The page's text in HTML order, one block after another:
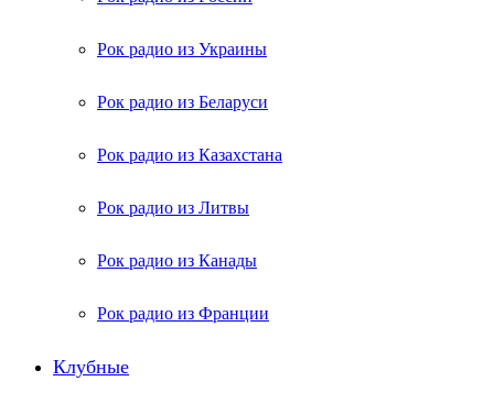
Рок радио из Украины
Рок радио из Беларуси
Рок радио из Казахстана
Рок радио из Литвы
Рок радио из Канады
Рок радио из Франции
Клубные